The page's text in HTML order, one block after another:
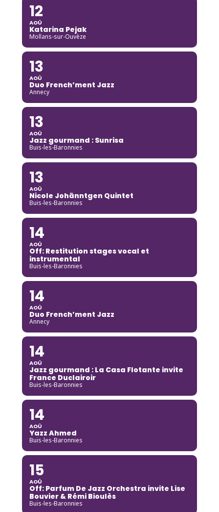
12
AOÛ
Katarina Pejak
Mollans-sur-Ouvèze
13
AOÛ
Duo French’ment Jazz
Annecy
13
AOÛ
Jazz gourmand : Sunrisa
Buis-les-Baronnies
13
AOÛ
Nicole Johänntgen Quintet
Buis-les-Baronnies
14
AOÛ
Off: Restitution stages vocal et
instrumental
Buis-les-Baronnies
14
AOÛ
Duo French’ment Jazz
Annecy
14
AOÛ
Jazz gourmand : La Casa Flotante invite
France Duclairoir
Buis-les-Baronnies
14
AOÛ
Yazz Ahmed
Buis-les-Baronnies
15
AOÛ
Off: Parfum De Jazz Orchestra invite Lise
Bouvier & Rémi Bioulès
Buis-les-Baronnies